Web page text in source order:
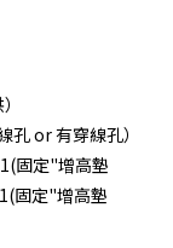
or 有穿線孔）
固定"增高墊
固定"增高墊